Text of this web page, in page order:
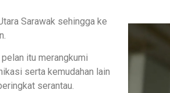
Sarawak sehingga ke
itu merangkumi
serta kemudahan lain
serantau.